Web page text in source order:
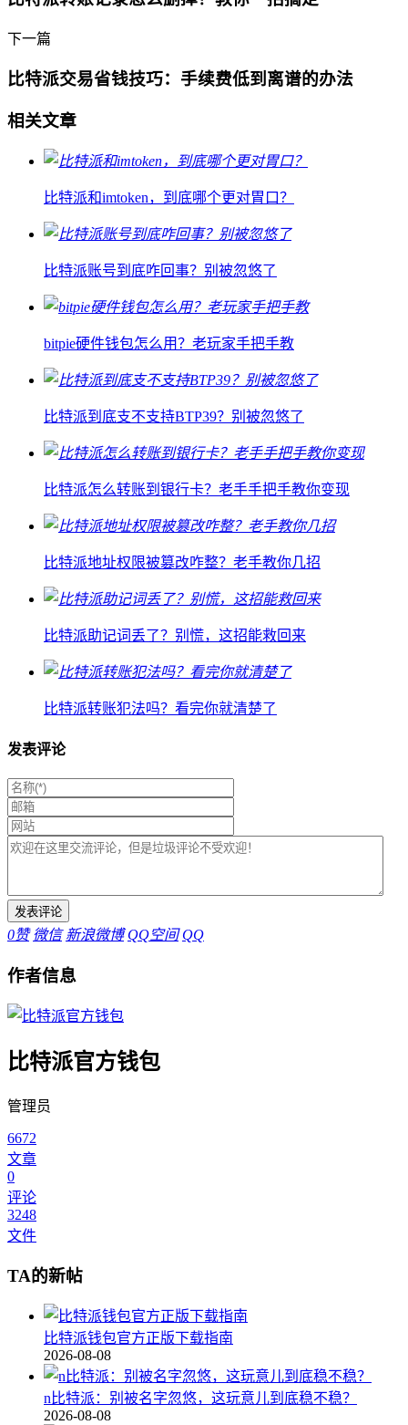
下一篇
比特派交易省钱技巧：手续费低到离谱的办法
相关文章
比特派和imtoken，到底哪个更对胃口？
比特派账号到底咋回事？别被忽悠了
bitpie硬件钱包怎么用？老玩家手把手教
比特派到底支不支持BTP39？别被忽悠了
比特派怎么转账到银行卡？老手手把手教你变现
比特派地址权限被篡改咋整？老手教你几招
比特派助记词丢了？别慌，这招能救回来
比特派转账犯法吗？看完你就清楚了
发表评论
0赞 微信 新浪微博 QQ空间 QQ
作者信息
比特派官方钱包
管理员
6672
文章
0
评论
3248
文件
TA的新帖
比特派钱包官方正版下载指南
2026-08-08
n比特派：别被名字忽悠，这玩意儿到底稳不稳？
2026-08-08